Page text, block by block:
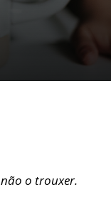
não o trouxer.